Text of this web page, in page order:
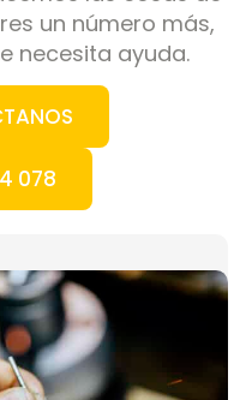
un número más,
necesita ayuda.
078